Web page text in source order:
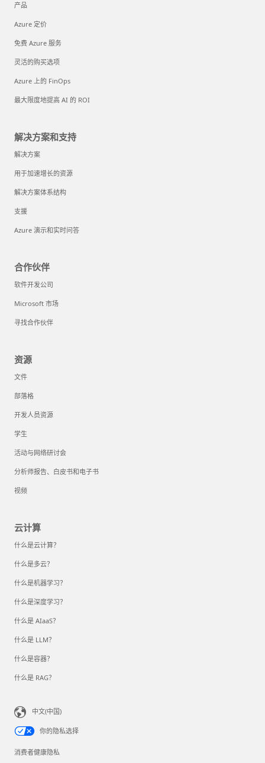
产品
Azure 定价
免费 Azure 服务
灵活的购买选项
Azure 上的 FinOps
最大限度地提高 AI 的 ROI
解决方案和支持
解决方案
用于加速增长的资源
解决方案体系结构
支援
Azure 演示和实时问答
合作伙伴
软件开发公司
Microsoft 市场
寻找合作伙伴
资源
文件
部落格
开发人员资源
学生
活动与网络研讨会
分析师报告、白皮书和电子书
视频
云计算
什么是云计算？
什么是多云？
什么是机器学习？
什么是深度学习？
什么是 AIaaS？
什么是 LLM？
什么是容器？
什么是 RAG？
中文(中国)
你的隐私选择
消费者健康隐私